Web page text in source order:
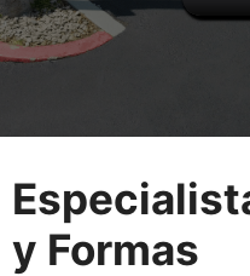
y Formas